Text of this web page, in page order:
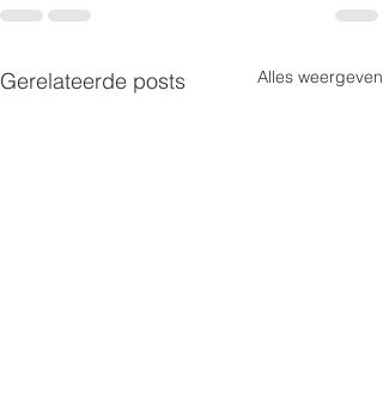
Gerelateerde posts Alles weergeven